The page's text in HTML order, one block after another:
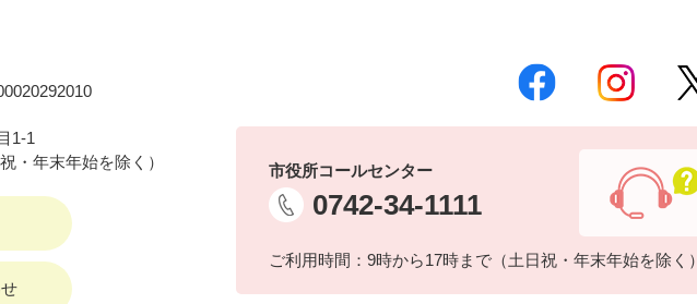
1-1
・年末年始を除く）
市役所コールセンター
0742-34-1111
ご利用時間：9時から17時まで（土日祝・年末年始を除く）